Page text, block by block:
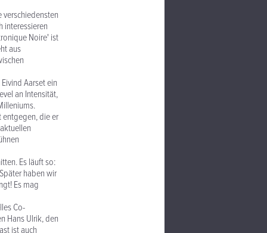
interessieren
Noire' ist
aus
Aarset ein
an Intensität,
entgegen, die er
Es läuft so:
haben wir
Es mag
Co-
Hans Ulrik, den